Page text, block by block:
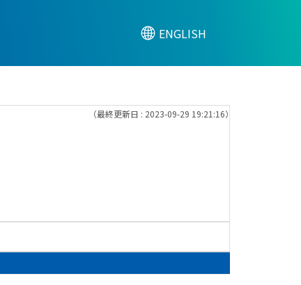
ENGLISH
（最終更新日 : 2023-09-29 19:21:16）